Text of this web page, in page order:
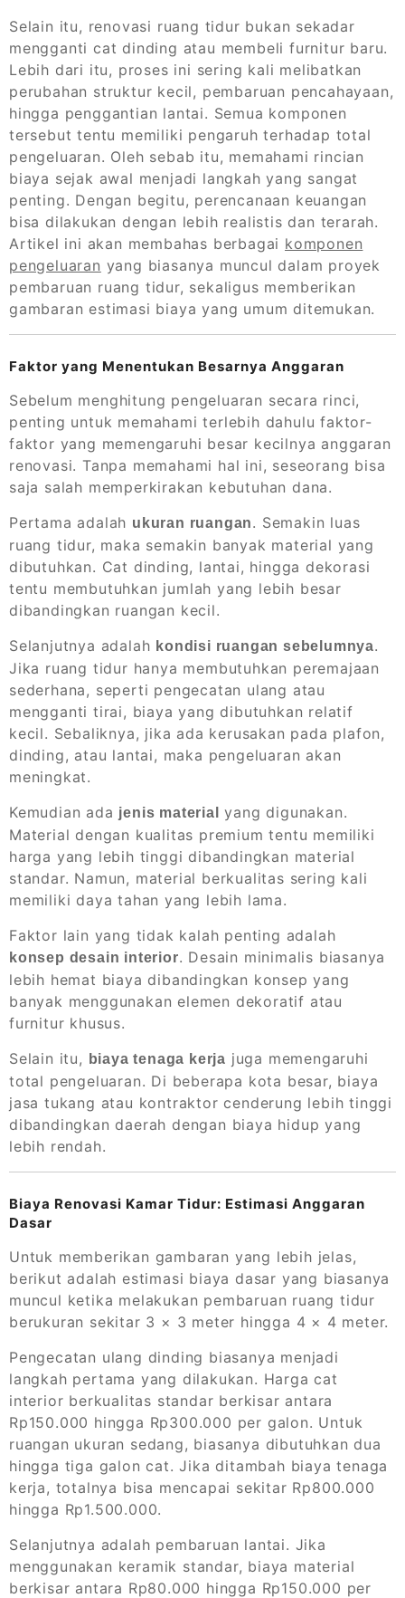
Selain itu, renovasi ruang tidur bukan sekadar
mengganti cat dinding atau membeli furnitur baru.
Lebih dari itu, proses ini sering kali melibatkan
perubahan struktur kecil, pembaruan pencahayaan,
hingga penggantian lantai. Semua komponen
tersebut tentu memiliki pengaruh terhadap total
pengeluaran. Oleh sebab itu, memahami rincian
biaya sejak awal menjadi langkah yang sangat
penting. Dengan begitu, perencanaan keuangan
bisa dilakukan dengan lebih realistis dan terarah.
Artikel ini akan membahas berbagai komponen
pengeluaran yang biasanya muncul dalam proyek
pembaruan ruang tidur, sekaligus memberikan
gambaran estimasi biaya yang umum ditemukan.
Faktor yang Menentukan Besarnya Anggaran
Sebelum menghitung pengeluaran secara rinci,
penting untuk memahami terlebih dahulu faktor-
faktor yang memengaruhi besar kecilnya anggaran
renovasi. Tanpa memahami hal ini, seseorang bisa
saja salah memperkirakan kebutuhan dana.
Pertama adalah ukuran ruangan. Semakin luas
ruang tidur, maka semakin banyak material yang
dibutuhkan. Cat dinding, lantai, hingga dekorasi
tentu membutuhkan jumlah yang lebih besar
dibandingkan ruangan kecil.
Selanjutnya adalah kondisi ruangan sebelumnya.
Jika ruang tidur hanya membutuhkan peremajaan
sederhana, seperti pengecatan ulang atau
mengganti tirai, biaya yang dibutuhkan relatif
kecil. Sebaliknya, jika ada kerusakan pada plafon,
dinding, atau lantai, maka pengeluaran akan
meningkat.
Kemudian ada jenis material
yang digunakan.
Material dengan kualitas premium tentu memiliki
harga yang lebih tinggi dibandingkan material
standar. Namun, material berkualitas sering kali
memiliki daya tahan yang lebih lama.
Faktor lain yang tidak kalah penting adalah
konsep desain interior. Desain minimalis biasanya
lebih hemat biaya dibandingkan konsep yang
banyak menggunakan elemen dekoratif atau
furnitur khusus.
Selain itu,
biaya tenaga kerja juga memengaruhi
total pengeluaran. Di beberapa kota besar, biaya
jasa tukang atau kontraktor cenderung lebih tinggi
dibandingkan daerah dengan biaya hidup yang
lebih rendah.
Biaya Renovasi Kamar Tidur: Estimasi Anggaran
Dasar
Untuk memberikan gambaran yang lebih jelas,
berikut adalah estimasi biaya dasar yang biasanya
muncul ketika melakukan pembaruan ruang tidur
berukuran sekitar 3 × 3 meter hingga 4 × 4 meter.
Pengecatan ulang dinding biasanya menjadi
langkah pertama yang dilakukan. Harga cat
interior berkualitas standar berkisar antara
Rp150.000 hingga Rp300.000 per galon. Untuk
ruangan ukuran sedang, biasanya dibutuhkan dua
hingga tiga galon cat. Jika ditambah biaya tenaga
kerja, totalnya bisa mencapai sekitar Rp800.000
hingga Rp1.500.000.
Selanjutnya adalah pembaruan lantai. Jika
menggunakan keramik standar, biaya material
berkisar antara Rp80.000 hingga Rp150.000 per